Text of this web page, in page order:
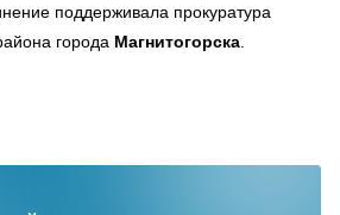
поддерживала прокуратура
города Магнитогорска